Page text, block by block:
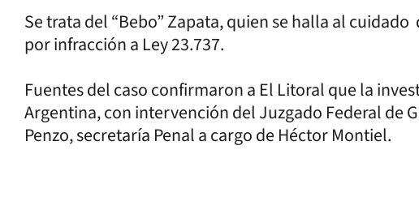
Se trata del “Bebo” Zapata, quien se halla al
por infracción a Ley 23.737.
Fuentes del caso confirmaron a El Litoral que la
Argentina, con intervención del Juzgado Federal de
Penzo, secretaría Penal a cargo de Héctor Montiel.